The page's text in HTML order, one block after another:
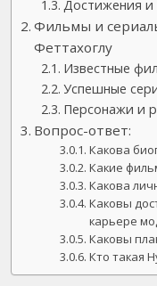
Достижения и
Фильмы и
Феттахоглу
Известные
Успешные
Персонажи и
Вопрос-ответ:
Какова
Какие
Какова
Каковы
карьере
Каковы
Кто такая